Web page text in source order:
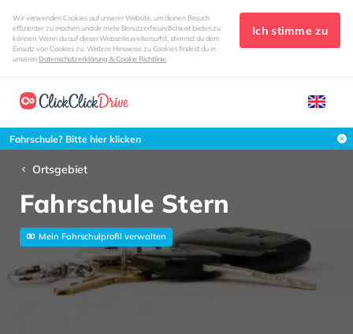
Wir verwenden Cookies auf unserer Website, um deinen Besuch
effizienter zu machen und dir mehr Benutzerfreundlichkeit bieten zu
können. Wenn du auf dieser Webseite weitersurfst, stimmst du dem
Einsatz von Cookies zu. Weitere Hinweise zu Cookies findest du in
unserenDatenschutzerklärung & Cookie Richtlinie
Ich stimme zu
Fahrschule? Bitte hier klicken
Ortsgebiet
Fahrschule Stern
Mein Fahrschulprofil verwalten